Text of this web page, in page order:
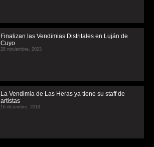
Finalizan las Vendimias Distritales en Luján de
Cuyo
28 noviembre, 2023
La Vendimia de Las Heras ya tiene su staff de
artistas
16 diciembre, 2019